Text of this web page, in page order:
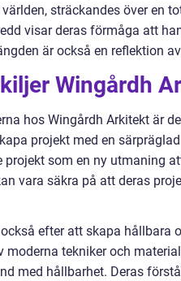
sträckandes över en
visar deras förmåga att
är också en reflektion
Wingårdh
hos Wingårdh Arkitekt är
projekt med en
projekt som en ny utmaning
vara säkra på att deras
efter att skapa
moderna tekniker och
med hållbarhet. Deras